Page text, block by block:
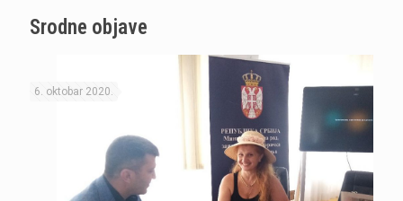
Srodne objave
6. oktobar 2020.